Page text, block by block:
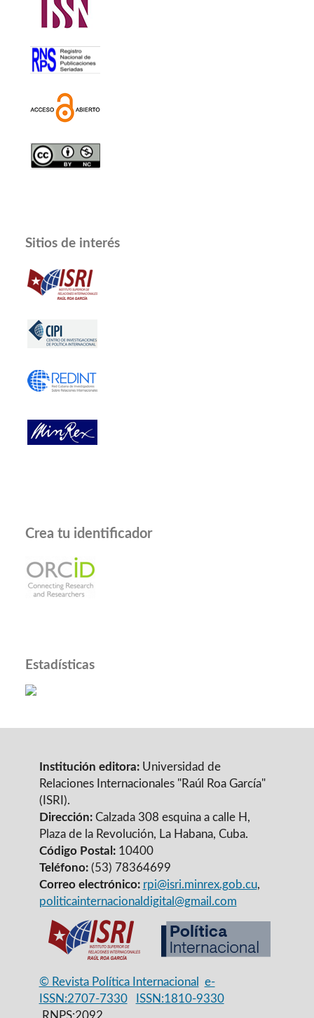
Sitios de interés
Crea tu identificador
Estadísticas
Institución editora:Universidad de
Relaciones Internacionales "Raúl Roa García"
(ISRI).
Dirección:Calzada 308 esquina a calle H,
Plaza de la Revolución, La Habana, Cuba.
Código Postal:10400
Teléfono:(53) 78364699
Correo electrónico: rpi@isri.minrex.gob.cu,
politicainternacionaldigital@gmail.com
© Revista Política Internacional
e-
ISSN:2707-7330
ISSN:1810-9330
RNPS:2092